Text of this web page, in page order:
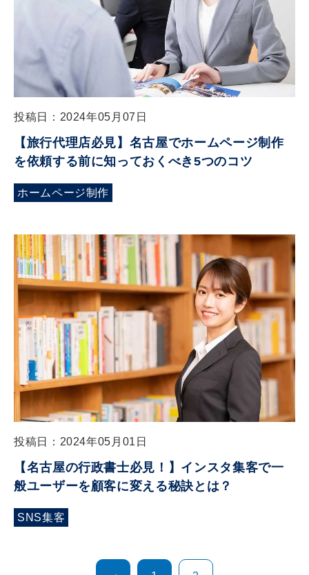
投稿日：2024年05月07日
【旅行代理店必見】名古屋でホームページ制作
を依頼する前に知っておくべき5つのコツ
ホームページ制作
投稿日：2024年05月01日
【名古屋の行政書士必見！】インスタ集客で一
般ユーザーを顧客に変える秘訣とは？
SNS集客